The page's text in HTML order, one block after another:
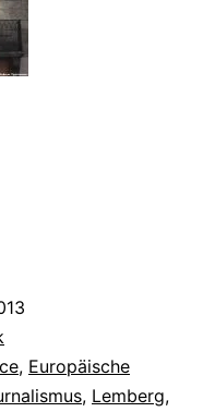
, Europäische
, Lemberg,